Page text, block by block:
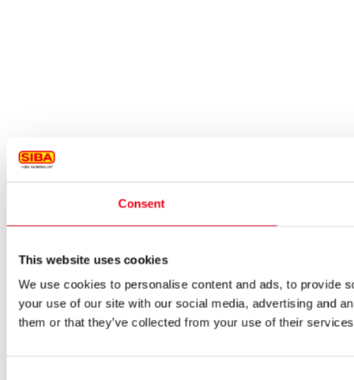
Consent
This website uses cookies
We use cookies to personalise content and ads, to provide
your use of our site with our social media, advertising and
them or that they’ve collected from your use of their